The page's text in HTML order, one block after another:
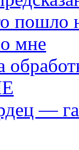
пошло
мне
—